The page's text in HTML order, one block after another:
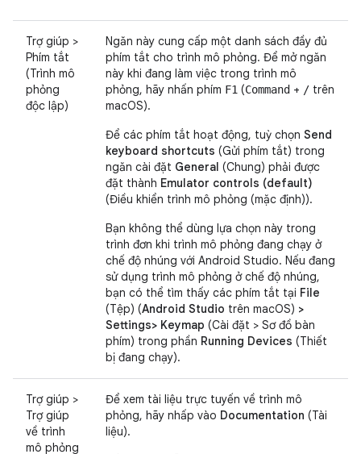
Trợ giúp >
Phím tắt
(Trình mô
phỏng
độc lập)
Ngăn này cung cấp một danh sách đầy đủ
phím tắt cho trình mô phỏng. Để mở ngăn
này khi đang làm việc trong trình mô
phỏng, hãy nhấn phím F1 (Command + / trên
macOS).
Để các phím tắt hoạt động, tuỳ chọn Send
keyboard shortcuts (Gửi phím tắt) trong
ngăn cài đặt General (Chung) phải được
đặt thành Emulator controls (default)
(Điều khiển trình mô phỏng (mặc định)).
Bạn không thể dùng lựa chọn này trong
trình đơn khi trình mô phỏng đang chạy ở
chế độ nhúng với Android Studio. Nếu đang
sử dụng trình mô phỏng ở chế độ nhúng,
bạn có thể tìm thấy các phím tắt tại File
(Tệp) (Android Studio trên macOS) >
Settings> Keymap (Cài đặt > Sơ đồ bàn
phím) trong phần Running Devices (Thiết
bị đang chạy).
Trợ giúp >
Trợ giúp
về trình
mô phỏng
Để xem tài liệu trực tuyến về trình mô
phỏng, hãy nhấp vào Documentation (Tài
liệu).